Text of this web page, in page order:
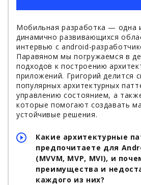
Мобильная разработка — одна
динамично развивающихся
интервью с аndroid-
Паравяном мы погружаемся в
подходов к построению
приложений. Григорий делится
популярных архитектурных
управлению состоянием, а
которые помогают создавать
устойчивые решения.
Какие архитектурные
предпочитаете для
(MVVM, MVP, MVI), и
преимущества и
каждого из них?